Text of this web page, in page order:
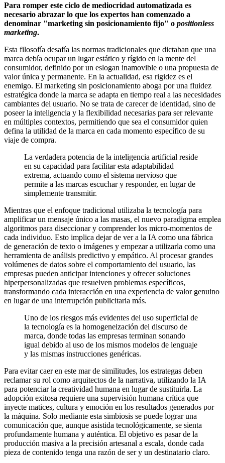
Para romper este ciclo de mediocridad automatizada es
necesario abrazar lo que los expertos han comenzado a
denominar "marketing sin posicionamiento fijo" o positionless
marketing.
Esta filosofía desafía las normas tradicionales que dictaban que una
marca debía ocupar un lugar estático y rígido en la mente del
consumidor, definido por un eslogan inamovible o una propuesta de
valor única y permanente. En la actualidad, esa rigidez es el
enemigo. El marketing sin posicionamiento aboga por una fluidez
estratégica donde la marca se adapta en tiempo real a las necesidades
cambiantes del usuario. No se trata de carecer de identidad, sino de
poseer la inteligencia y la flexibilidad necesarias para ser relevante
en múltiples contextos, permitiendo que sea el consumidor quien
defina la utilidad de la marca en cada momento específico de su
viaje de compra.
La verdadera potencia de la inteligencia artificial reside
en su capacidad para facilitar esta adaptabilidad
extrema, actuando como el sistema nervioso que
permite a las marcas escuchar y responder, en lugar de
simplemente transmitir.
Mientras que el enfoque tradicional utilizaba la tecnología para
amplificar un mensaje único a las masas, el nuevo paradigma emplea
algoritmos para diseccionar y comprender los micro-momentos de
cada individuo. Esto implica dejar de ver a la IA como una fábrica
de generación de texto o imágenes y empezar a utilizarla como una
herramienta de análisis predictivo y empático. Al procesar grandes
volúmenes de datos sobre el comportamiento del usuario, las
empresas pueden anticipar intenciones y ofrecer soluciones
hiperpersonalizadas que resuelven problemas específicos,
transformando cada interacción en una experiencia de valor genuino
en lugar de una interrupción publicitaria más.
Uno de los riesgos más evidentes del uso superficial de
la tecnología es la homogeneización del discurso de
marca, donde todas las empresas terminan sonando
igual debido al uso de los mismos modelos de lenguaje
y las mismas instrucciones genéricas.
Para evitar caer en este mar de similitudes, los estrategas deben
reclamar su rol como arquitectos de la narrativa, utilizando la IA
para potenciar la creatividad humana en lugar de sustituirla. La
adopción exitosa requiere una supervisión humana crítica que
inyecte matices, cultura y emoción en los resultados generados por
la máquina. Solo mediante esta simbiosis se puede lograr una
comunicación que, aunque asistida tecnológicamente, se sienta
profundamente humana y auténtica. El objetivo es pasar de la
producción masiva a la precisión artesanal a escala, donde cada
pieza de contenido tenga una razón de ser y un destinatario claro.